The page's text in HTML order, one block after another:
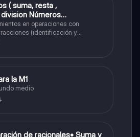
( suma, resta ,
Números
Propia o Impropia o mixto
y división)
porcentual y decimal).
en operaciones con
(identificación y
de porcentajes (fracción,
la M1
medio
de racionales• Suma y